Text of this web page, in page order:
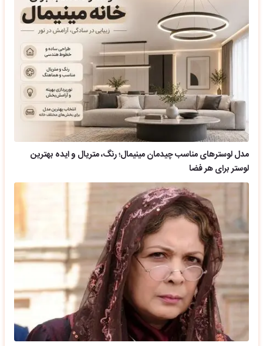
مدل لوسترهای مناسب چیدمان مینیمال؛ رنگ، متریال و ایده بهترین
لوستر برای هر فضا